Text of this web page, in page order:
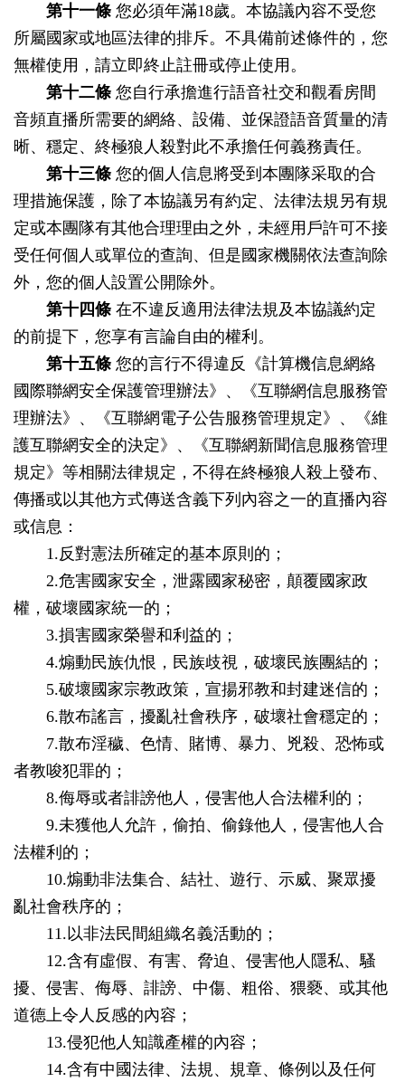
第十一條 您必須年滿18歲。本協議內容不受您
所屬國家或地區法律的排斥。不具備前述條件的，您
無權使用，請立即終止註冊或停止使用。
第十二條 您自行承擔進行語音社交和觀看房間
音頻直播所需要的網絡、設備、並保證語音質量的清
晰、穩定、終極狼人殺對此不承擔任何義務責任。
第十三條 您的個人信息將受到本團隊采取的合
理措施保護，除了本協議另有約定、法律法規另有規
定或本團隊有其他合理理由之外，未經用戶許可不接
受任何個人或單位的查詢、但是國家機關依法查詢除
外，您的個人設置公開除外。
第十四條 在不違反適用法律法規及本協議約定
的前提下，您享有言論自由的權利。
第十五條 您的言行不得違反《計算機信息網絡
國際聯網安全保護管理辦法》、《互聯網信息服務管
理辦法》、《互聯網電子公告服務管理規定》、《維
護互聯網安全的決定》、《互聯網新聞信息服務管理
規定》等相關法律規定，不得在終極狼人殺上發布、
傳播或以其他方式傳送含義下列內容之一的直播內容
或信息：
1.反對憲法所確定的基本原則的；
2.危害國家安全，泄露國家秘密，顛覆國家政
權，破壞國家統一的；
3.損害國家榮譽和利益的；
4.煽動民族仇恨，民族歧視，破壞民族團結的；
5.破壞國家宗教政策，宣揚邪教和封建迷信的；
6.散布謠言，擾亂社會秩序，破壞社會穩定的；
7.散布淫穢、色情、賭博、暴力、兇殺、恐怖或
者教唆犯罪的；
8.侮辱或者誹謗他人，侵害他人合法權利的；
9.未獲他人允許，偷拍、偷錄他人，侵害他人合
法權利的；
10.煽動非法集合、結社、遊行、示威、聚眾擾
亂社會秩序的；
11.以非法民間組織名義活動的；
12.含有虛假、有害、脅迫、侵害他人隱私、騷
擾、侵害、侮辱、誹謗、中傷、粗俗、猥褻、或其他
道德上令人反感的內容；
13.侵犯他人知識產權的內容；
14.含有中國法律、法規、規章、條例以及任何